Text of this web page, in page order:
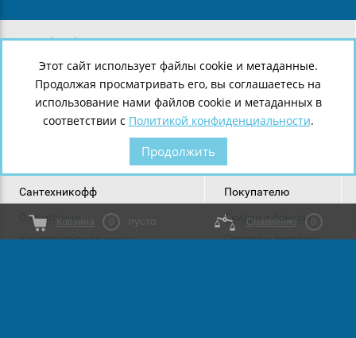
Корзина 0 пусто Сравнение 0
8 (812) 643-38-05
8 (921) 907-43-28
г.Санкт-Петербург,Ленинский пр., 140
Сантехникофф
О компании
Корпоративная жизнь
Покупателю
Скидки и бонусы
Оплата и доставка
Этот сайт использует файлы cookie и метаданные.
Продолжая просматривать его, вы соглашаетесь на
использование нами файлов cookie и метаданных в
соответствии с Политикой конфиденциальности.
Продолжить